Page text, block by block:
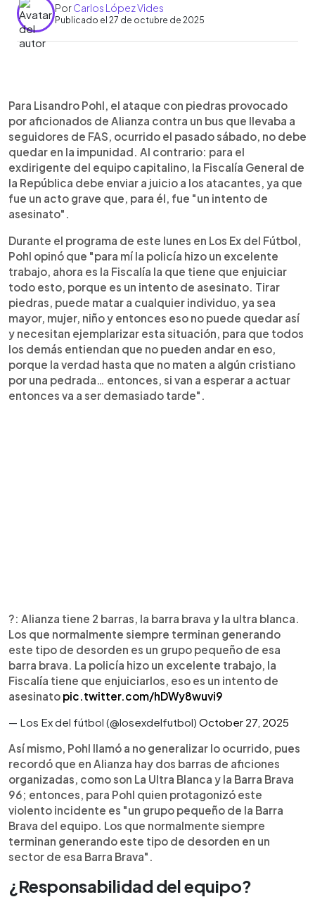
PorCarlos López Vides
Publicado el 27 de octubre de 2025
► Escuchar artículo
Para Lisandro Pohl, el ataque con piedras provocado
por aficionados de Alianza contra un bus que llevaba a
seguidores de FAS, ocurrido el pasado sábado, no debe
quedar en la impunidad. Al contrario: para el
exdirigente del equipo capitalino, la Fiscalía General de
la República debe enviar a juicio a los atacantes, ya que
fue un acto grave que, para él, fue "un intento de
asesinato".
Durante el programa de este lunes en Los Ex del Fútbol,
Pohl opinó que "para mí la policía hizo un excelente
trabajo, ahora es la Fiscalía la que tiene que enjuiciar
todo esto, porque es un intento de asesinato. Tirar
piedras, puede matar a cualquier individuo, ya sea
mayor, mujer, niño y entonces eso no puede quedar así
y necesitan ejemplarizar esta situación, para que todos
los demás entiendan que no pueden andar en eso,
porque la verdad hasta que no maten a algún cristiano
por una pedrada… entonces, si van a esperar a actuar
entonces va a ser demasiado tarde".
?️: Alianza tiene 2 barras, la barra brava y la ultra blanca.
Los que normalmente siempre terminan generando
este tipo de desorden es un grupo pequeño de esa
barra brava. La policía hizo un excelente trabajo, la
Fiscalía tiene que enjuiciarlos, eso es un intento de
asesinato pic.twitter.com/hDWy8wuvi9
— Los Ex del fútbol (@losexdelfutbol) October 27, 2025
Así mismo, Pohl llamó a no generalizar lo ocurrido, pues
recordó que en Alianza hay dos barras de aficiones
organizadas, como son La Ultra Blanca y la Barra Brava
96; entonces, para Pohl quien protagonizó este
violento incidente es "un grupo pequeño de la Barra
Brava del equipo. Los que normalmente siempre
terminan generando este tipo de desorden en un
sector de esa Barra Brava".
¿Responsabilidad del equipo?